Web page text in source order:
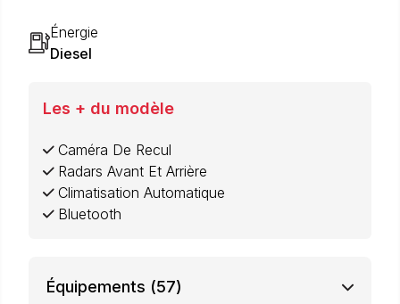
Énergie
Diesel
Les + du modèle
Caméra De Recul
Radars Avant Et Arrière
Climatisation Automatique
Bluetooth
Équipements (57)